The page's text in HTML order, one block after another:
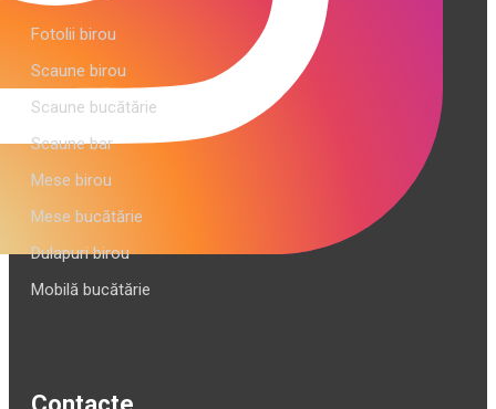
Fotolii birou
Scaune birou
Scaune bucătărie
Scaune bar
Mese birou
Mese bucătărie
Dulapuri birou
Mobilă bucătărie